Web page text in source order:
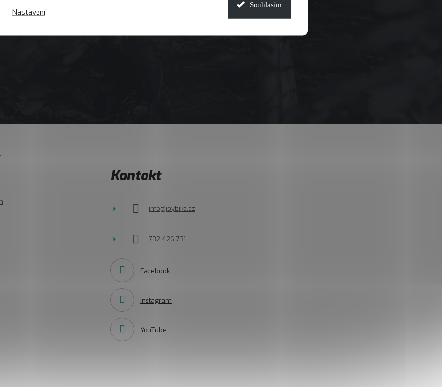
Nastavení
Souhlasím
Kontakt
info@joybike.cz
732 426 731
Facebook
Instagram
YouTube